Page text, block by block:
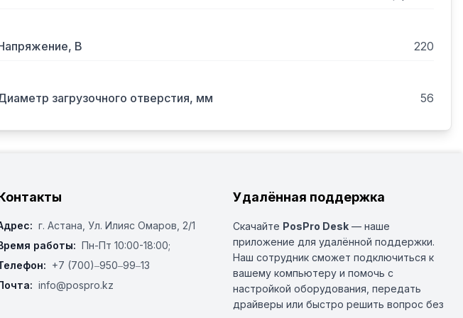
В 220
загрузочного отверстия, мм 56
г. Астана, ​Ул. Илияс Омаров, 2/1
работы: Пн-Пт 10:00-18:00;
+7 (700)‒950‒99‒13
info@pospro.kz
Удалённая поддержка
Скачайте PosPro Desk — наше
приложение для удалённой поддержки.
Наш сотрудник сможет подключиться к
вашему компьютеру и помочь с
настройкой оборудования, передать
драйверы или быстро решить вопрос без